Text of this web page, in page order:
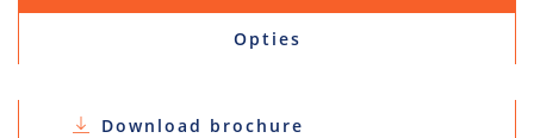
Opties
Download brochure